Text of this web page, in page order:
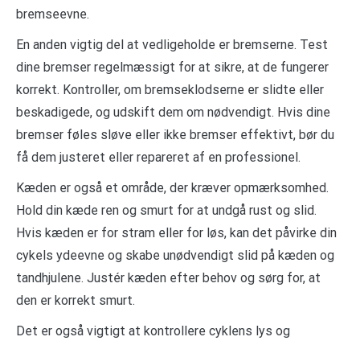
bremseevne.
En anden vigtig del at vedligeholde er bremserne. Test
dine bremser regelmæssigt for at sikre, at de fungerer
korrekt. Kontroller, om bremseklodserne er slidte eller
beskadigede, og udskift dem om nødvendigt. Hvis dine
bremser føles sløve eller ikke bremser effektivt, bør du
få dem justeret eller repareret af en professionel.
Kæden er også et område, der kræver opmærksomhed.
Hold din kæde ren og smurt for at undgå rust og slid.
Hvis kæden er for stram eller for løs, kan det påvirke din
cykels ydeevne og skabe unødvendigt slid på kæden og
tandhjulene. Justér kæden efter behov og sørg for, at
den er korrekt smurt.
Det er også vigtigt at kontrollere cyklens lys og